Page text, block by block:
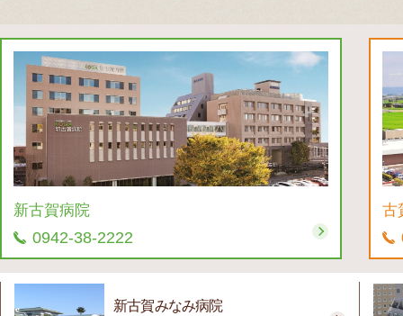
新古賀病院
0942-38-2222
古
新古賀みなみ病院